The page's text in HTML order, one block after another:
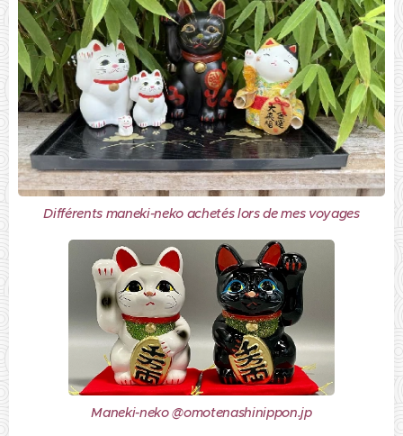
Différents maneki-neko achetés lors de mes voyages
Maneki-neko @omotenashinippon.jp